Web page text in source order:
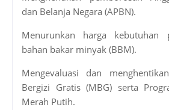
dan Belanja Negara (APBN).
Menurunkan harga kebutuhan
bahan bakar minyak (BBM).
Mengevaluasi dan
Bergizi Gratis (MBG) serta
Merah Putih.